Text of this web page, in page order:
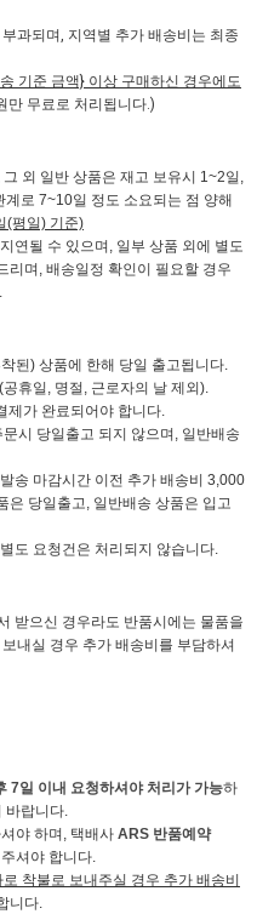
과되며, 지역별 추가 배송비는 최종
기준 금액} 이상 구매하신 경우에도
만 무료로 처리됩니다.)
외 일반 상품은 재고 보유시 1~2일,
로 7~10일 정도 소요되는 점 양해
(평일) 기준)
연될 수 있으며, 일부 상품 외에 별도
리며, 배송일정 확인이 필요할 경우
된) 상품에 한해 당일 출고됩니다.
휴일, 명절, 근로자의 날 제외).
제가 완료되어야 합니다.
시 당일출고 되지 않으며, 일반배송
송 마감시간 이전 추가 배송비 3,000
은 당일출고, 일반배송 상품은 입고
도 요청건은 처리되지 않습니다.
받으신 경우라도 반품시에는 물품을
내실 경우 추가 배송비를 부담하셔
7일 이내 요청하셔야 처리가 가능하
바랍니다.
야 하며, 택배사 ARS 반품예약
셔야 합니다.
착불로 보내주실 경우 추가 배송비
니다.